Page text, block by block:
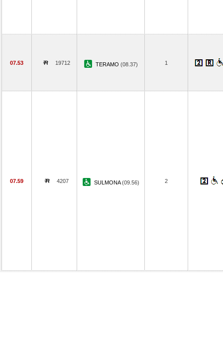
07.53 19712 TERAMO (08.37) 1
07.59 4207 SULMONA(09.56) 2